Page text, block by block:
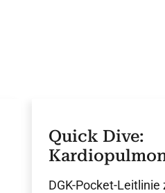
Quick Dive:
Reanimation
DGK-Pocket-Leitlinie